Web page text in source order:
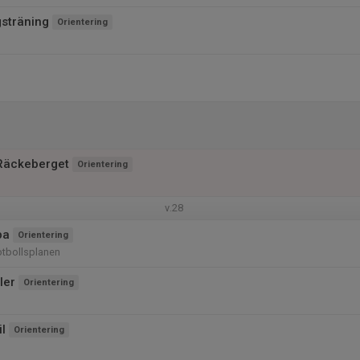
Orientering
Orientering
v.28
Orientering
Orientering
Orientering